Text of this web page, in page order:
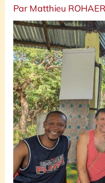
Par Matthieu